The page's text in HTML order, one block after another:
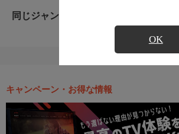
OK
同じジャンルのおすすめ番組
キャンペーン・お得な情報